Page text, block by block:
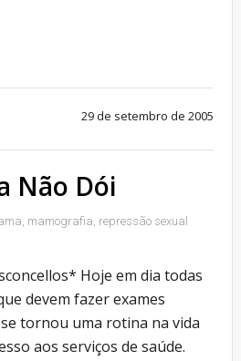
29 de setembro de 2005
Não Dói
, mamografia, repressão sexual
Hoje em dia todas
devem fazer exames
tornou uma rotina na vida
aos serviços de saúde.